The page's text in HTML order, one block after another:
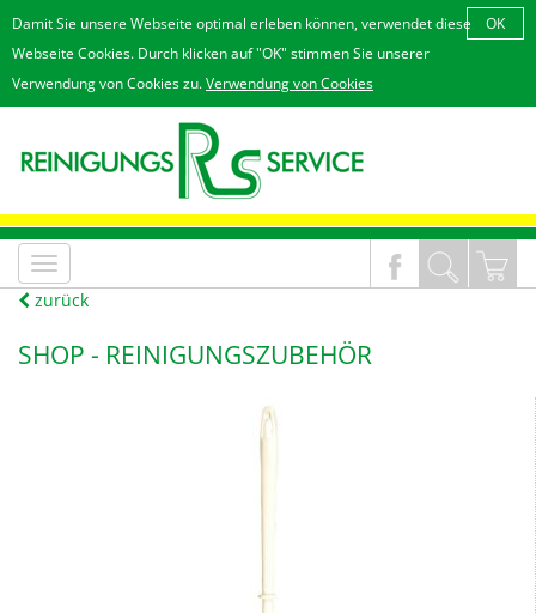
Damit Sie unsere Webseite optimal erleben können, verwendet diese
Webseite Cookies. Durch klicken auf "OK" stimmen Sie unserer
Verwendung von Cookies zu.Verwendung von Cookies
OK
MenÃ¼
an/aus
zurück
SHOP - REINIGUNGSZUBEHÖR